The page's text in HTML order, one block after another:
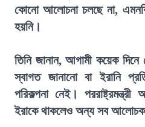
কোনো আলোচনা চলছে না,
হয়নি।
তিনি জানান, আগামী কয়েক দিনে
স্বাগত জানানো বা ইরানি
পরিকল্পনা নেই।
ইরাকে থাকলেও অন্য সব আলোচক